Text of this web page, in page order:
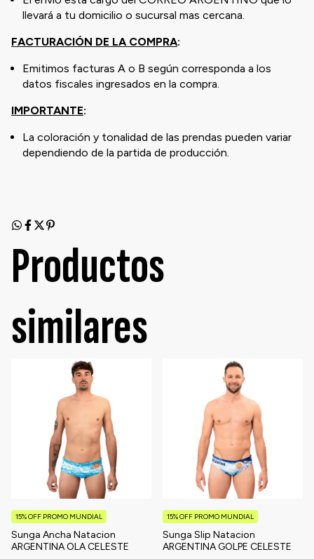
llevará a tu domicilio o sucursal mas cercana.
FACTURACIÓN DE LA COMPRA:
Emitimos facturas A o B según corresponda a los
datos fiscales ingresados en la compra.
IMPORTANTE:
La coloración y tonalidad de las prendas pueden variar
dependiendo de la partida de producción.
Productos
similares
Sunga Ancha Natacion
ARGENTINA OLA CELESTE
15% OFF PROMO MUNDIAL
Sunga Slip Natacion
ARGENTINA GOLPE CELESTE
15% OFF PROMO MUNDIAL